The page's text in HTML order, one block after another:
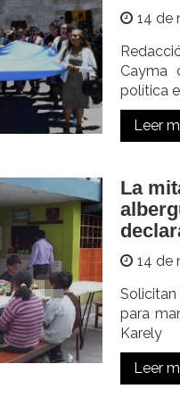
14 de
Cayma
política
Leer
La
14 de
para
Karely
Leer